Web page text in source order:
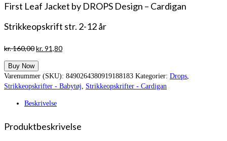
First Leaf Jacket by DROPS Design – Cardigan
Strikkeopskrift str. 2-12 år
kr.160,00Den
pris
var:
kr. 160,00.
kr.91,80Den
er:
kr. 91,80.
Buy Now
Varenummer (SKU): 8490264380919188183 Kategorier: Drops,
Strikkeopskrifter - Babytøj, Strikkeopskrifter - Cardigan
Beskrivelse
Produktbeskrivelse